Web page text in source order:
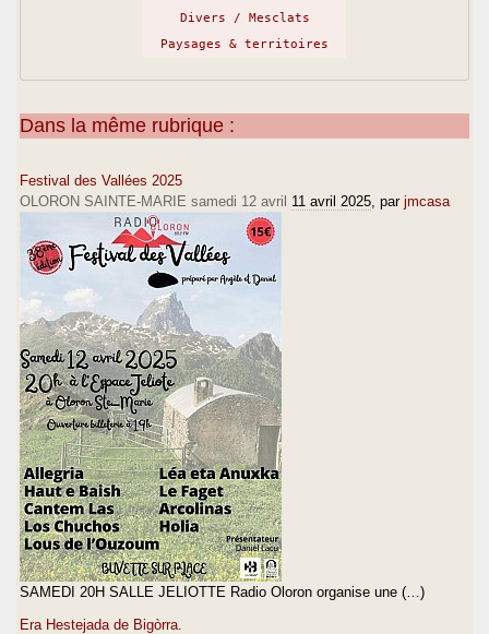
Divers / Mesclats
Paysages & territoires
Dans la même rubrique :
Festival des Vallées 2025
OLORON SAINTE-MARIE samedi 12 avril 11 avril 2025 , par jmcasa
SAMEDI 20H SALLE JELIOTTE Radio Oloron organise une (…)
Era Hestejada de Bigòrra.